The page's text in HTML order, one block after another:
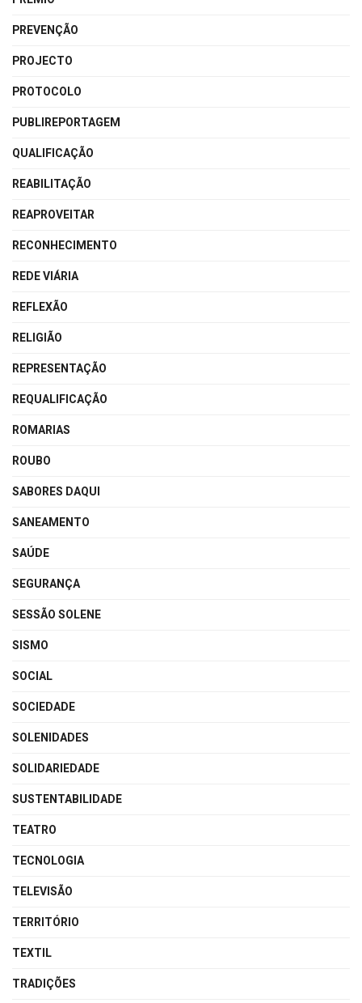
PREVENÇÃO
PROJECTO
PROTOCOLO
PUBLIREPORTAGEM
QUALIFICAÇÃO
REABILITAÇÃO
REAPROVEITAR
RECONHECIMENTO
REDE VIÁRIA
REFLEXÃO
RELIGIÃO
REPRESENTAÇÃO
REQUALIFICAÇÃO
ROMARIAS
ROUBO
SABORES DAQUI
SANEAMENTO
SAÚDE
SEGURANÇA
SESSÃO SOLENE
SISMO
SOCIAL
SOCIEDADE
SOLENIDADES
SOLIDARIEDADE
SUSTENTABILIDADE
TEATRO
TECNOLOGIA
TELEVISÃO
TERRITÓRIO
TEXTIL
TRADIÇÕES